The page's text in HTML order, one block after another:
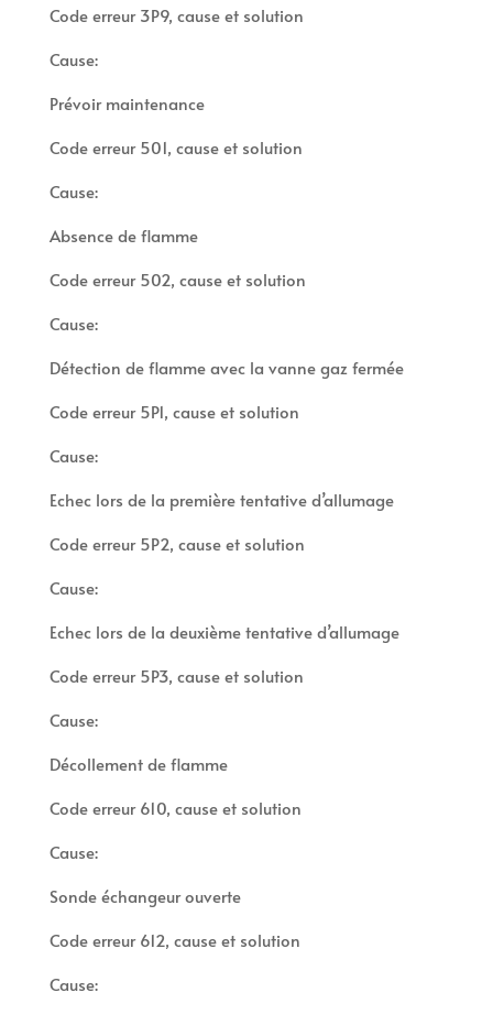
Code erreur 3P9, cause et solution
Cause:
Prévoir maintenance
Code erreur 501, cause et solution
Cause:
Absence de flamme
Code erreur 502, cause et solution
Cause:
Détection de flamme avec la vanne gaz fermée
Code erreur 5P1, cause et solution
Cause:
Echec lors de la première tentative d’allumage
Code erreur 5P2, cause et solution
Cause:
Echec lors de la deuxième tentative d’allumage
Code erreur 5P3, cause et solution
Cause:
Décollement de flamme
Code erreur 610, cause et solution
Cause:
Sonde échangeur ouverte
Code erreur 612, cause et solution
Cause: